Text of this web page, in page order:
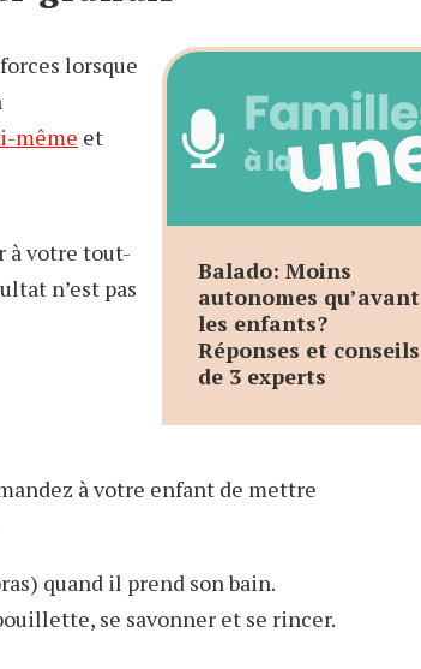
Balado: Moins
autonomes qu’avant
les enfants?
Réponses et conseils
de 3 experts
lorsque
même et
à votre tout-
n’est pas
à votre enfant de mettre
quand il prend son bain.
se savonner et se rincer.